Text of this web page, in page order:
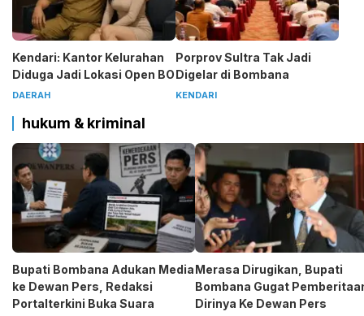
Kendari: Kantor Kelurahan
Diduga Jadi Lokasi Open BO
DAERAH
Porprov Sultra Tak Jadi
Digelar di Bombana
KENDARI
hukum & kriminal
Bupati Bombana Adukan Media
ke Dewan Pers, Redaksi
Portalterkini Buka Suara
Merasa Dirugikan, Bupati
Bombana Gugat
Dirinya Ke Dewan Pers